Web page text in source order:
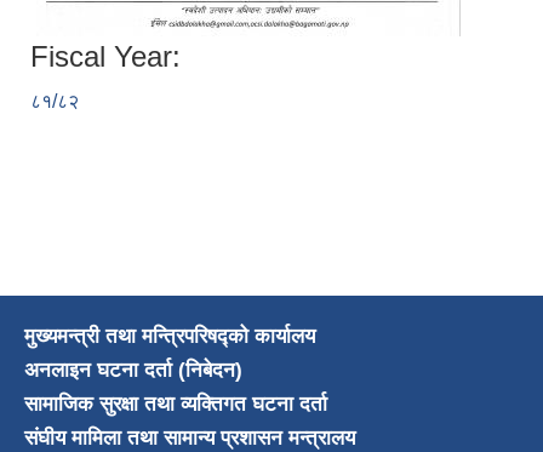
Fiscal Year:
८१/८२
मुख्यमन्त्री तथा मन्त्रिपरिषद्को कार्यालय
अनलाइन घटना दर्ता (निबेदन)
सामाजिक सुरक्षा तथा व्यक्तिगत घटना दर्ता
संघीय मामिला तथा सामान्य प्रशासन मन्त्रालय